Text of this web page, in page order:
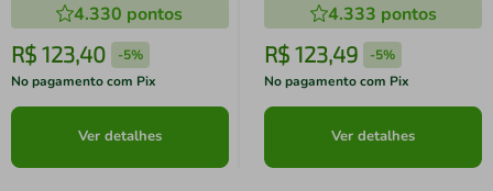
4.330 pontos
R$ 123,40 -5%
No pagamento com Pix
Ver detalhes
4.333 pontos
R$ 123,49 -5%
No pagamento com Pix
Ver detalhes